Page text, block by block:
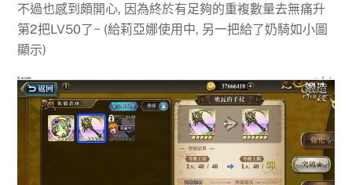
不過也感到頗開心, 因為終於有足夠的重複數量去無痛升
第2把LV50了~ (給莉亞娜使用中, 另一把給了奶騎如小圖
顯示)